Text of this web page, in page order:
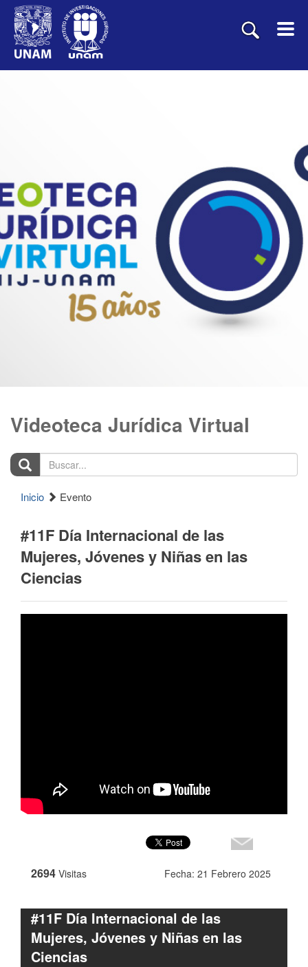
Videoteca Jurídica Virtual
Buscar...
Inicio Evento
#11F Día Internacional de las
Mujeres, Jóvenes y Niñas en las
Ciencias
2694 Visitas Fecha: 21 Febrero 2025
#11F Día Internacional de las
Mujeres, Jóvenes y Niñas en las
Ciencias